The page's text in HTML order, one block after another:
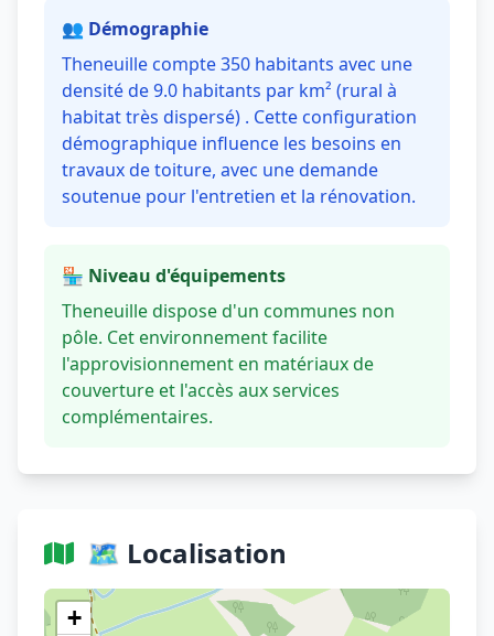
👥 Démographie
Theneuille compte 350 habitants avec une
densité de 9.0 habitants par km² (rural à
habitat très dispersé) . Cette configuration
démographique influence les besoins en
travaux de toiture, avec une demande
soutenue pour l'entretien et la rénovation.
🏪 Niveau d'équipements
Theneuille dispose d'un communes non
pôle. Cet environnement facilite
l'approvisionnement en matériaux de
couverture et l'accès aux services
complémentaires.
🗺️ Localisation
+
Voir sur OpenStreetMap